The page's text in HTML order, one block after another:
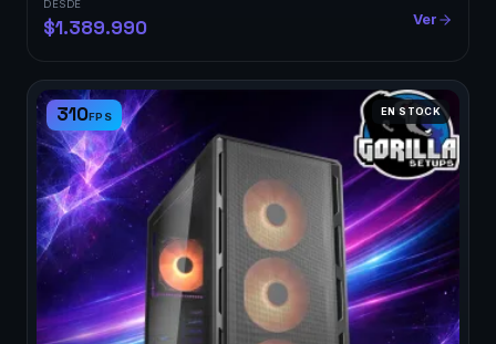
DESDE
$1.389.990 Ver
310FPS EN STOCK